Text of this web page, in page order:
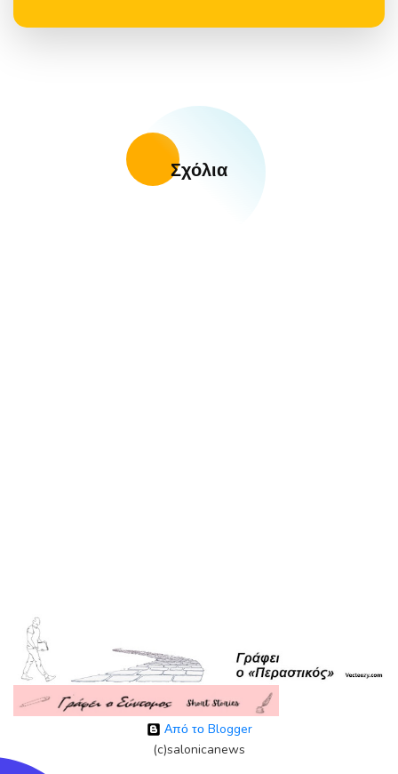
Σχόλια
Από το Blogger
(c)salonicanews